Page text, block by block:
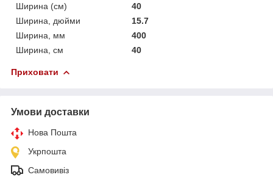
Ширина (см)
40
Ширина, дюйми
15.7
Ширина, мм
400
Ширина, см
40
Приховати
Умови доставки
Нова Пошта
Укрпошта
Самовивіз